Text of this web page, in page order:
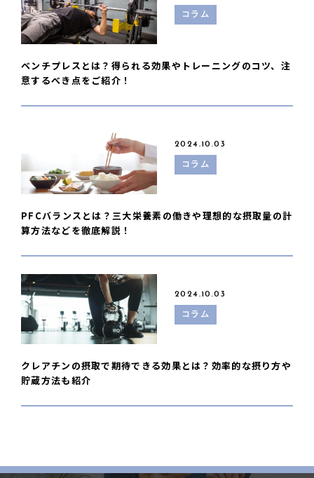
コラム
ベンチプレスとは？得られる効果やトレーニングのコツ、注
意するべき点をご紹介！
2024.10.03
コラム
PFCバランスとは？三大栄養素の働きや理想的な摂取量の計
算方法などを徹底解説！
2024.10.03
コラム
クレアチンの摂取で期待できる効果とは？効率的な摂り方や
貯蔵方法も紹介